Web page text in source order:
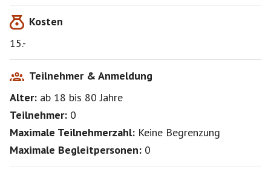
Kosten
15.-
Teilnehmer & Anmeldung
Alter: ab 18 bis 80Jahre
Teilnehmer: 0
Maximale Teilnehmerzahl: Keine Begrenzung
Maximale Begleitpersonen: 0